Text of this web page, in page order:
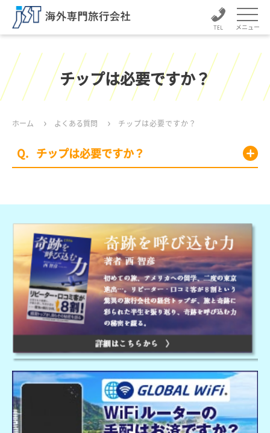
メニュー
チップは必要ですか？
ホーム よくある質問 チップは必要ですか？
チップは必要ですか？